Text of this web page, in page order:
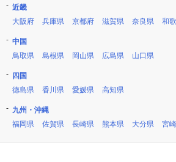
近畿
大阪府
兵庫県 京都府 滋賀県 奈良県 和
中国
鳥取県
島根県 岡山県 広島県 山口県
四国
徳島県
香川県 愛媛県 高知県
九州・沖縄
福岡県
佐賀県 長崎県 熊本県 大分県 宮